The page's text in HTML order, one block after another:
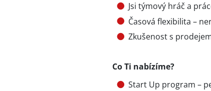
Jsi týmový hráč a
Časová flexibilita –
Zkušenost s
Co Ti nabízíme?
Start Up program –